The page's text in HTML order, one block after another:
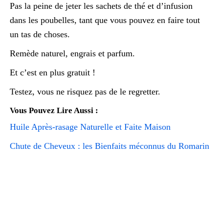
Pas la peine de jeter les sachets de thé et d’infusion
dans les poubelles, tant que vous pouvez en faire tout
un tas de choses.
Remède naturel, engrais et parfum.
Et c’est en plus gratuit !
Testez, vous ne risquez pas de le regretter.
Vous Pouvez Lire Aussi :
Huile Après-rasage Naturelle et Faite Maison
Chute de Cheveux : les Bienfaits méconnus du Romarin